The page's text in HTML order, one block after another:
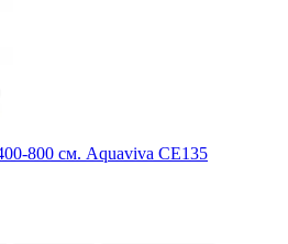
800 см. Aquaviva CE135